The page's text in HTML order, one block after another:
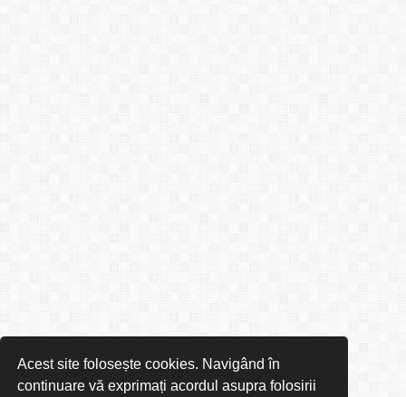
Acest site folosește cookies. Navigând în
continuare vă exprimați acordul asupra folosirii